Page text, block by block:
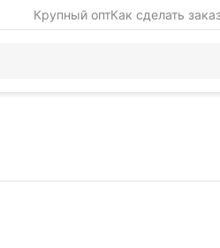
Крупный оптКак сделать